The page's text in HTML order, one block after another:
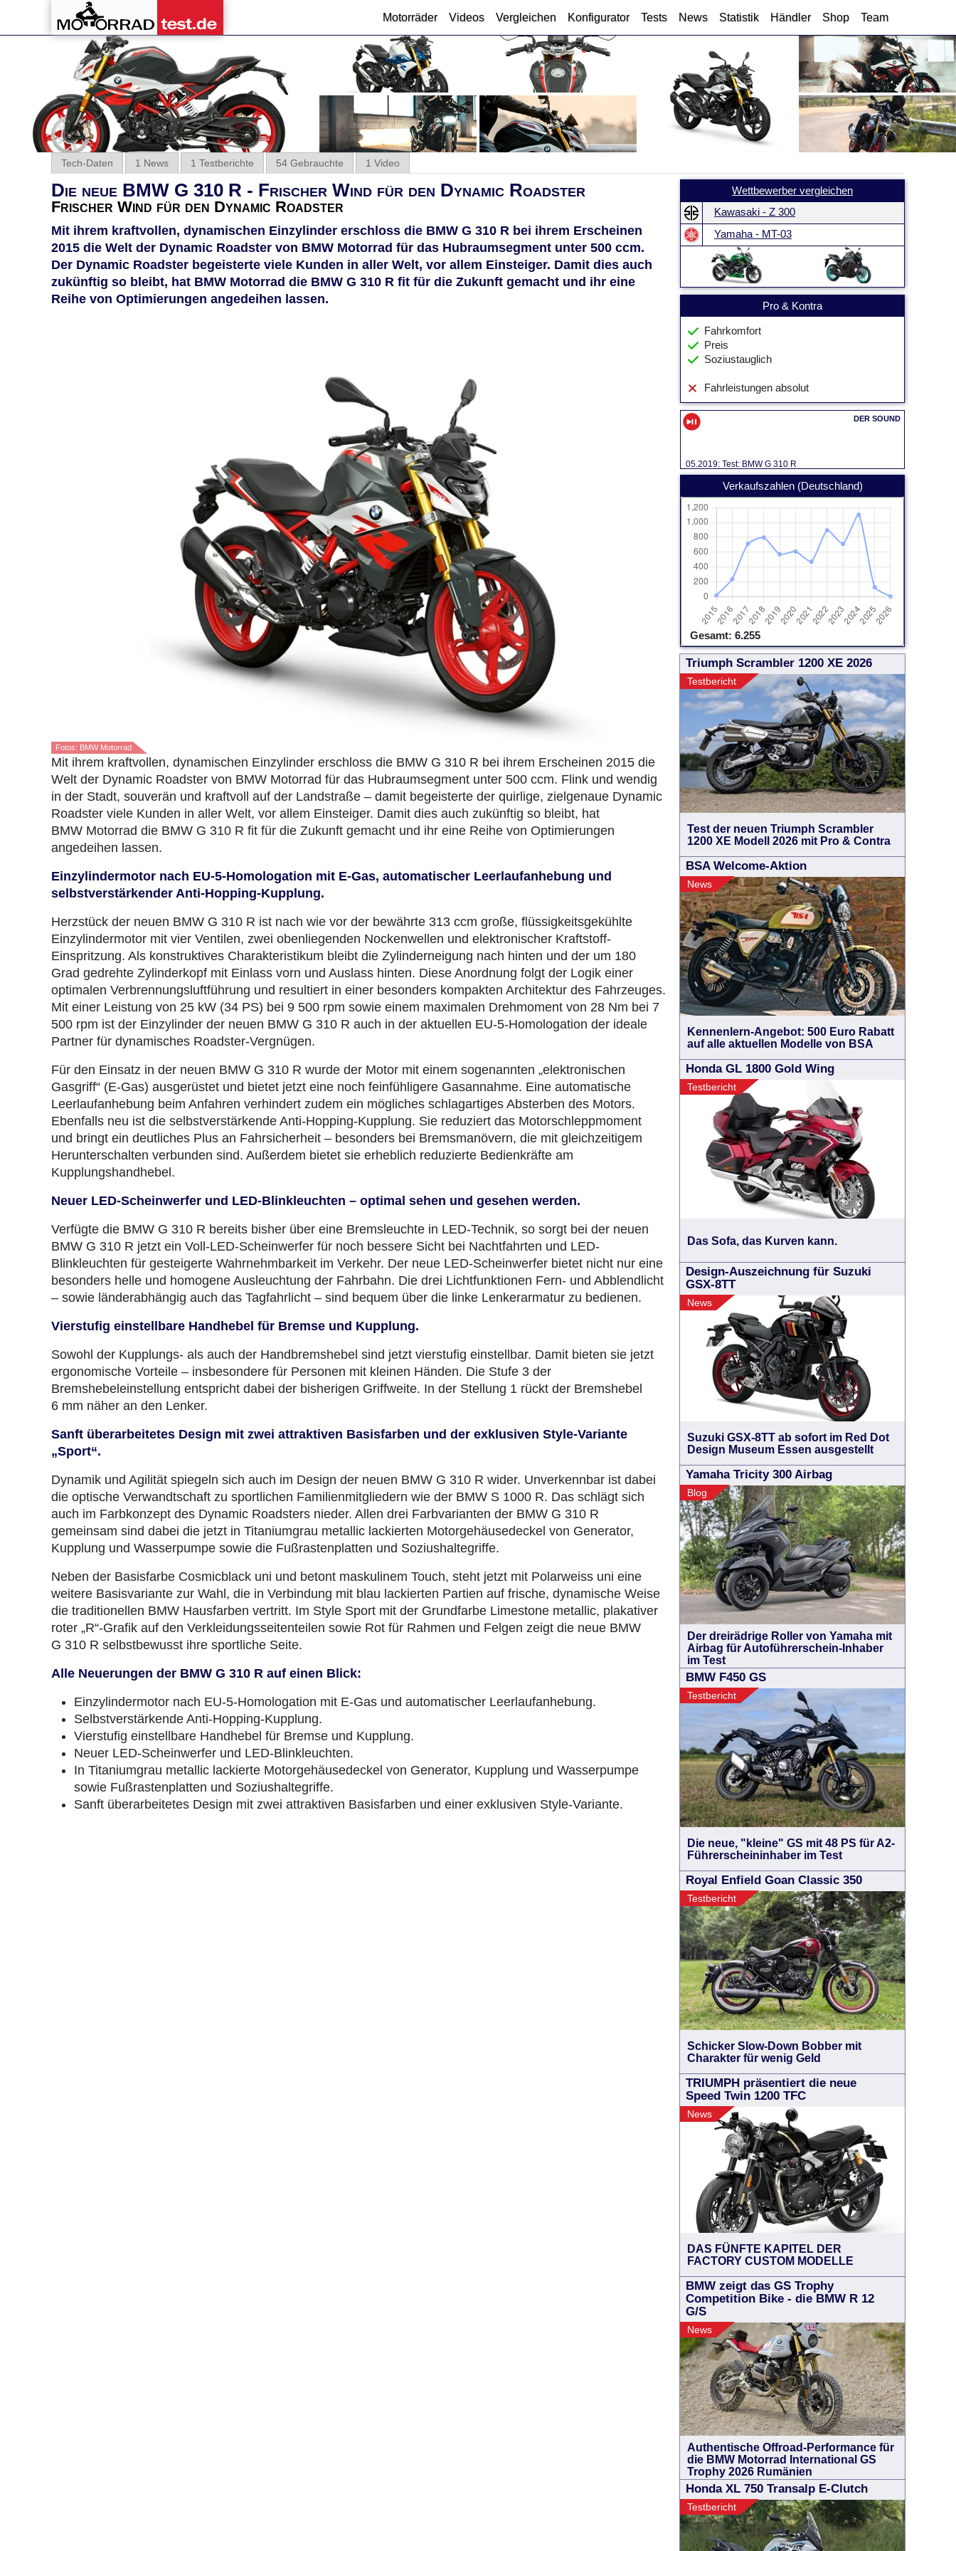
Motorräder Videos Vergleichen Konfigurator Tests News Statistik Händler Shop Team
Tech-Daten 1 News 1 Testberichte 54 Gebrauchte 1 Video
Die neue BMW G 310 R - Frischer Wind für den Dynamic Roadster
Frischer Wind für den Dynamic Roadster
Mit ihrem kraftvollen, dynamischen Einzylinder erschloss die BMW G 310 R bei ihrem Erscheinen
2015 die Welt der Dynamic Roadster von BMW Motorrad für das Hubraumsegment unter 500 ccm.
Der Dynamic Roadster begeisterte viele Kunden in aller Welt, vor allem Einsteiger. Damit dies auch
zukünftig so bleibt, hat BMW Motorrad die BMW G 310 R fit für die Zukunft gemacht und ihr eine
Reihe von Optimierungen angedeihen lassen.
Fotos: BMW Motorrad
Mit ihrem kraftvollen, dynamischen Einzylinder erschloss die BMW G 310 R bei ihrem Erscheinen 2015 die
Welt der Dynamic Roadster von BMW Motorrad für das Hubraumsegment unter 500 ccm. Flink und wendig
in der Stadt, souverän und kraftvoll auf der Landstraße – damit begeisterte der quirlige, zielgenaue Dynamic
Roadster viele Kunden in aller Welt, vor allem Einsteiger. Damit dies auch zukünftig so bleibt, hat
BMW Motorrad die BMW G 310 R fit für die Zukunft gemacht und ihr eine Reihe von Optimierungen
angedeihen lassen.
Einzylindermotor nach EU-5-Homologation mit E-Gas, automatischer Leerlaufanhebung und
selbstverstärkender Anti-Hopping-Kupplung.
Herzstück der neuen BMW G 310 R ist nach wie vor der bewährte 313 ccm große, flüssigkeitsgekühlte
Einzylindermotor mit vier Ventilen, zwei obenliegenden Nockenwellen und elektronischer Kraftstoff-
Einspritzung. Als konstruktives Charakteristikum bleibt die Zylinderneigung nach hinten und der um 180
Grad gedrehte Zylinderkopf mit Einlass vorn und Auslass hinten. Diese Anordnung folgt der Logik einer
optimalen Verbrennungsluftführung und resultiert in einer besonders kompakten Architektur des Fahrzeuges.
Mit einer Leistung von 25 kW (34 PS) bei 9 500 rpm sowie einem maximalen Drehmoment von 28 Nm bei 7
500 rpm ist der Einzylinder der neuen BMW G 310 R auch in der aktuellen EU-5-Homologation der ideale
Partner für dynamisches Roadster-Vergnügen.
Für den Einsatz in der neuen BMW G 310 R wurde der Motor mit einem sogenannten „elektronischen
Gasgriff“ (E-Gas) ausgerüstet und bietet jetzt eine noch feinfühligere Gasannahme. Eine automatische
Leerlaufanhebung beim Anfahren verhindert zudem ein mögliches schlagartiges Absterben des Motors.
Ebenfalls neu ist die selbstverstärkende Anti-Hopping-Kupplung. Sie reduziert das Motorschleppmoment
und bringt ein deutliches Plus an Fahrsicherheit – besonders bei Bremsmanövern, die mit gleichzeitigem
Herunterschalten verbunden sind. Außerdem bietet sie erheblich reduzierte Bedienkräfte am
Kupplungshandhebel.
Neuer LED-Scheinwerfer und LED-Blinkleuchten – optimal sehen und gesehen werden.
Verfügte die BMW G 310 R bereits bisher über eine Bremsleuchte in LED-Technik, so sorgt bei der neuen
BMW G 310 R jetzt ein Voll-LED-Scheinwerfer für noch bessere Sicht bei Nachtfahrten und LED-
Blinkleuchten für gesteigerte Wahrnehmbarkeit im Verkehr. Der neue LED-Scheinwerfer bietet nicht nur eine
besonders helle und homogene Ausleuchtung der Fahrbahn. Die drei Lichtfunktionen Fern- und Abblendlicht
– sowie länderabhängig auch das Tagfahrlicht – sind bequem über die linke Lenkerarmatur zu bedienen.
Vierstufig einstellbare Handhebel für Bremse und Kupplung.
Sowohl der Kupplungs- als auch der Handbremshebel sind jetzt vierstufig einstellbar. Damit bieten sie jetzt
ergonomische Vorteile – insbesondere für Personen mit kleinen Händen. Die Stufe 3 der
Bremshebeleinstellung entspricht dabei der bisherigen Griffweite. In der Stellung 1 rückt der Bremshebel
6 mm näher an den Lenker.
Sanft überarbeitetes Design mit zwei attraktiven Basisfarben und der exklusiven Style-Variante
„Sport“.
Dynamik und Agilität spiegeln sich auch im Design der neuen BMW G 310 R wider. Unverkennbar ist dabei
die optische Verwandtschaft zu sportlichen Familienmitgliedern wie der BMW S 1000 R. Das schlägt sich
auch im Farbkonzept des Dynamic Roadsters nieder. Allen drei Farbvarianten der BMW G 310 R
gemeinsam sind dabei die jetzt in Titaniumgrau metallic lackierten Motorgehäusedeckel von Generator,
Kupplung und Wasserpumpe sowie die Fußrastenplatten und Soziushaltegriffe.
Neben der Basisfarbe Cosmicblack uni und betont maskulinem Touch, steht jetzt mit Polarweiss uni eine
weitere Basisvariante zur Wahl, die in Verbindung mit blau lackierten Partien auf frische, dynamische Weise
die traditionellen BMW Hausfarben vertritt. Im Style Sport mit der Grundfarbe Limestone metallic, plakativer
roter „R“-Grafik auf den Verkleidungsseitenteilen sowie Rot für Rahmen und Felgen zeigt die neue BMW
G 310 R selbstbewusst ihre sportliche Seite.
Alle Neuerungen der BMW G 310 R auf einen Blick:
Einzylindermotor nach EU-5-Homologation mit E-Gas und automatischer Leerlaufanhebung.
Selbstverstärkende Anti-Hopping-Kupplung.
Vierstufig einstellbare Handhebel für Bremse und Kupplung.
Neuer LED-Scheinwerfer und LED-Blinkleuchten.
In Titaniumgrau metallic lackierte Motorgehäusedeckel von Generator, Kupplung und Wasserpumpe
sowie Fußrastenplatten und Soziushaltegriffe.
Sanft überarbeitetes Design mit zwei attraktiven Basisfarben und einer exklusiven Style-Variante.
Wettbewerber vergleichen
Kawasaki - Z 300
Yamaha - MT-03
Pro & Kontra
Fahrkomfort
Preis
Soziustauglich
Fahrleistungen absolut
05.2019: Test: BMW G 310 R
Verkaufszahlen (Deutschland)
Gesamt: 6.255
Triumph Scrambler 1200 XE 2026
Testbericht
Test der neuen Triumph Scrambler
1200 XE Modell 2026 mit Pro & Contra
BSA Welcome-Aktion
News
Kennenlern-Angebot: 500 Euro Rabatt
auf alle aktuellen Modelle von BSA
Honda GL 1800 Gold Wing
Testbericht
Das Sofa, das Kurven kann.
Design-Auszeichnung für Suzuki
GSX-8TT
News
Suzuki GSX-8TT ab sofort im Red Dot
Design Museum Essen ausgestellt
Yamaha Tricity 300 Airbag
Blog
Der dreirädrige Roller von Yamaha mit
Airbag für Autoführerschein-Inhaber
im Test
BMW F450 GS
Testbericht
Die neue, "kleine" GS mit 48 PS für A2-
Führerscheininhaber im Test
Royal Enfield Goan Classic 350
Testbericht
Schicker Slow-Down Bobber mit
Charakter für wenig Geld
TRIUMPH präsentiert die neue
Speed Twin 1200 TFC
News
DAS FÜNFTE KAPITEL DER
FACTORY CUSTOM MODELLE
BMW zeigt das GS Trophy
Competition Bike - die BMW R 12
G/S
News
Authentische Offroad-Performance für
die BMW Motorrad International GS
Trophy 2026 Rumänien
Honda XL 750 Transalp E-Clutch
Testbericht